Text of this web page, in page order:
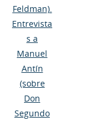
Feldman).
Entrevista
s a
Manuel
Antín
(sobre
Don
Segundo